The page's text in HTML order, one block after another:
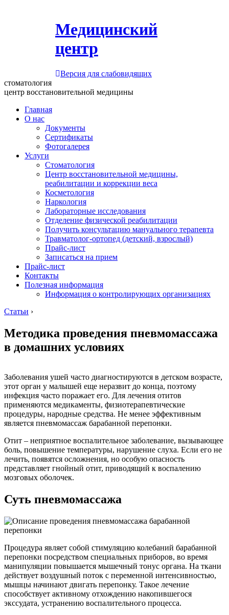
Медицинский
центр
Версия для слабовидящих
стоматология
центр восстановительной медицины
Главная
О нас
Документы
Сертификаты
Фотогалерея
Услуги
Стоматология
Центр восстановительной медицины,
реабилитации и коррекции веса
Косметология
Наркология
Лабораторные исследования
Отделение физической реабилитации
Получить консультацию мануального терапевта
Травматолог-ортопед (детский, взрослый)
Прайс-лист
Записаться на прием
Прайс-лист
Контакты
Полезная информация
Информация о контролирующих организациях
Статьи ›
Методика проведения пневмомассажа
в домашних условиях
Заболевания ушей часто диагностируются в детском возрасте,
этот орган у малышей еще неразвит до конца, поэтому
инфекция часто поражает его. Для лечения отитов
применяются медикаменты, физиотерапевтические
процедуры, народные средства. Не менее эффективным
является пневмомассаж барабанной перепонки.
Отит – неприятное воспалительное заболевание, вызывающее
боль, повышение температуры, нарушение слуха. Если его не
лечить, появятся осложнения, но особую опасность
представляет гнойный отит, приводящий к воспалению
мозговых оболочек.
Суть пневмомассажа
Процедура являет собой стимуляцию колебаний барабанной
перепонки посредством специальных приборов, во время
манипуляции повышается мышечный тонус органа. На ткани
действует воздушный поток с переменной интенсивностью,
мышцы начинают двигать перепонку. Такое лечение
способствует активному отхождению накопившегося
экссудата, устранению воспалительного процесса.